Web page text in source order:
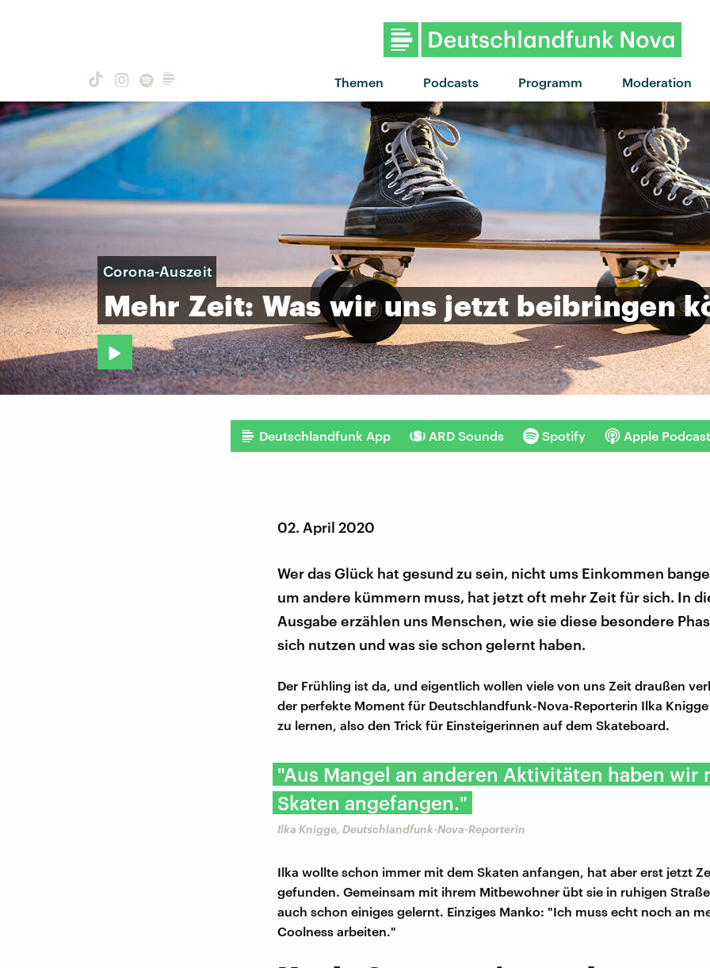
Themen Podcasts Programm Moderation
Corona-Auszeit
Mehr Zeit: Was wir uns jetzt beibringen
Deutschlandfunk App ARD Sounds Spotify Apple
02. April 2020
Wer das Glück hat gesund zu sein, nicht ums Einkommen
um andere kümmern muss, hat jetzt oft mehr Zeit für sich. In
Ausgabe erzählen uns Menschen, wie sie diese besondere
sich nutzen und was sie schon gelernt haben.
Der Frühling ist da, und eigentlich wollen viele von uns Zeit draußen
der perfekte Moment für Deutschlandfunk-Nova-Reporterin Ilka
zu lernen, also den Trick für Einsteigerinnen auf dem Skateboard.
"Aus Mangel an anderen Aktivitäten haben wir
Skaten angefangen."
Ilka Knigge, Deutschlandfunk-Nova-Reporterin
Ilka wollte schon immer mit dem Skaten anfangen, hat aber erst jetzt
gefunden. Gemeinsam mit ihrem Mitbewohner übt sie in ruhigen
auch schon einiges gelernt. Einziges Manko: "Ich muss echt noch an
Coolness arbeiten."